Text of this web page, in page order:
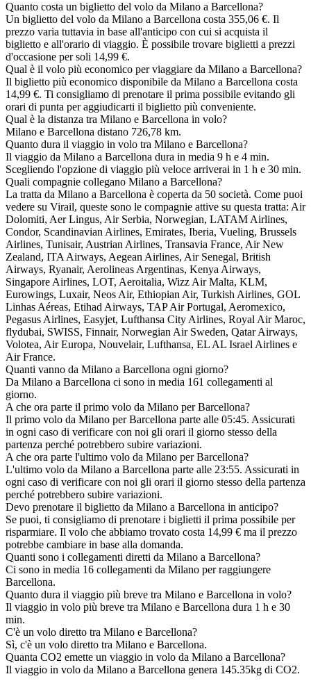
Quanto costa un biglietto del volo da Milano a Barcellona?
Un biglietto del volo da Milano a Barcellona costa 355,06 €. Il
prezzo varia tuttavia in base all'anticipo con cui si acquista il
biglietto e all'orario di viaggio. È possibile trovare biglietti a prezzi
d'occasione per soli 14,99 €.
Qual è il volo più economico per viaggiare da Milano a Barcellona?
Il biglietto più economico disponibile da Milano a Barcellona costa
14,99 €. Ti consigliamo di prenotare il prima possibile evitando gli
orari di punta per aggiudicarti il biglietto più conveniente.
Qual è la distanza tra Milano e Barcellona in volo?
Milano e Barcellona distano 726,78 km.
Quanto dura il viaggio in volo tra Milano e Barcellona?
Il viaggio da Milano a Barcellona dura in media 9 h e 4 min.
Scegliendo l'opzione di viaggio più veloce arriverai in 1 h e 30 min.
Quali compagnie collegano Milano a Barcellona?
La tratta da Milano a Barcellona è coperta da 50 società. Come puoi
vedere su Virail, queste sono le compagnie attive su questa tratta: Air
Dolomiti, Aer Lingus, Air Serbia, Norwegian, LATAM Airlines,
Condor, Scandinavian Airlines, Emirates, Iberia, Vueling, Brussels
Airlines, Tunisair, Austrian Airlines, Transavia France, Air New
Zealand, ITA Airways, Aegean Airlines, Air Senegal, British
Airways, Ryanair, Aerolineas Argentinas, Kenya Airways,
Singapore Airlines, LOT, Aeroitalia, Wizz Air Malta, KLM,
Eurowings, Luxair, Neos Air, Ethiopian Air, Turkish Airlines, GOL
Linhas Aéreas, Etihad Airways, TAP Air Portugal, Aeromexico,
Pegasus Airlines, Easyjet, Lufthansa City Airlines, Royal Air Maroc,
flydubai, SWISS, Finnair, Norwegian Air Sweden, Qatar Airways,
Volotea, Air Europa, Nouvelair, Lufthansa, EL AL Israel Airlines e
Air France.
Quanti vanno da Milano a Barcellona ogni giorno?
Da Milano a Barcellona ci sono in media 161 collegamenti al
giorno.
A che ora parte il primo volo da Milano per Barcellona?
Il primo volo da Milano per Barcellona parte alle 05:45. Assicurati
in ogni caso di verificare con noi gli orari il giorno stesso della
partenza perché potrebbero subire variazioni.
A che ora parte l'ultimo volo da Milano per Barcellona?
L'ultimo volo da Milano a Barcellona parte alle 23:55. Assicurati in
ogni caso di verificare con noi gli orari il giorno stesso della partenza
perché potrebbero subire variazioni.
Devo prenotare il biglietto da Milano a Barcellona in anticipo?
Se puoi, ti consigliamo di prenotare i biglietti il prima possibile per
risparmiare. Il volo che abbiamo trovato costa 14,99 € ma il prezzo
potrebbe cambiare in base alla domanda.
Quanti sono i collegamenti diretti da Milano a Barcellona?
Ci sono in media 16 collegamenti da Milano per raggiungere
Barcellona.
Quanto dura il viaggio più breve tra Milano e Barcellona in volo?
Il viaggio in volo più breve tra Milano e Barcellona dura 1 h e 30
min.
C'è un volo diretto tra Milano e Barcellona?
Sì, c'è un volo diretto tra Milano e Barcellona.
Quanta CO2 emette un viaggio in volo da Milano a Barcellona?
Il viaggio in volo da Milano a Barcellona genera 145.35kg di CO2.